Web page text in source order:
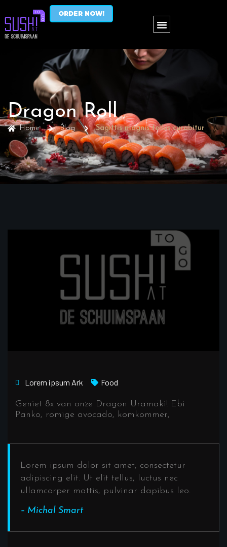
ORDER NOW!
Dragon Roll
Home Blog Sagittis magnis tellus curabitur
Lorem ipsum Ark Food
Geniet 8x van onze Dragon Uramaki! Ebi
Panko, romige avocado, komkommer,
Lorem ipsum dolor sit amet, consectetur
adipiscing elit. Ut elit tellus, luctus nec
ullamcorper mattis, pulvinar dapibus leo.
– Michal Smart